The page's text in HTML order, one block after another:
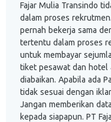
Fajar Mulia Transindo
dalam proses
pernah bekerja sama
tertentu dalam proses
untuk membayar
tiket pesawat dan hotel
diabaikan. Apabila ada
tidak sesuai dengan
Jangan memberikan
kepada siapapun. PT